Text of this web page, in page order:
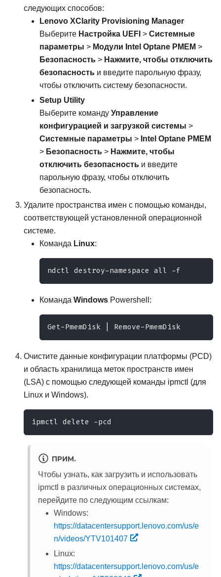
следующих способов:
Lenovo XClarity Provisioning Manager
Выберите Настройка UEFI > Системные
параметры > Модули Intel Optane PMEM >
Безопасность > Нажмите, чтобы отключить
безопасность и введите парольную фразу,
чтобы отключить систему безопасности.
Setup Utility
Выберите команду Управление
конфигурацией и загрузкой системы >
Системные параметры > Intel Optane PMEM
> Безопасность > Нажмите, чтобы
отключить безопасность и введите
парольную фразу, чтобы отключить
безопасность.
Удалите пространства имен с помощью команды,
соответствующей установленной операционной
системе.
Команда Linux:
ndctl destroy-namespace all -f
Команда Windows Powershell:
Get-PmemDisk | Remove-PmemDisk
Очистите данные конфигурации платформы (PCD)
и область хранилища меток пространств имен
(LSA) с помощью следующей команды ipmctl (для
Linux и Windows).
ipmctl delete -pcd
ПРИМ.
Чтобы узнать, как загрузить и использовать
ipmctl в различных операционных системах,
перейдите по следующим ссылкам:
Windows:
https://datacentersupport.lenovo.com/us/e
n/videos/YTV101407
Linux:
https://datacentersupport.lenovo.com/us/e